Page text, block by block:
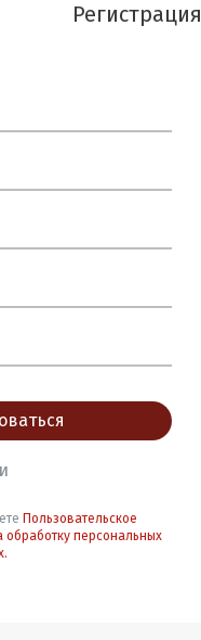
Регистрация
Пользовательское
обработку персональных